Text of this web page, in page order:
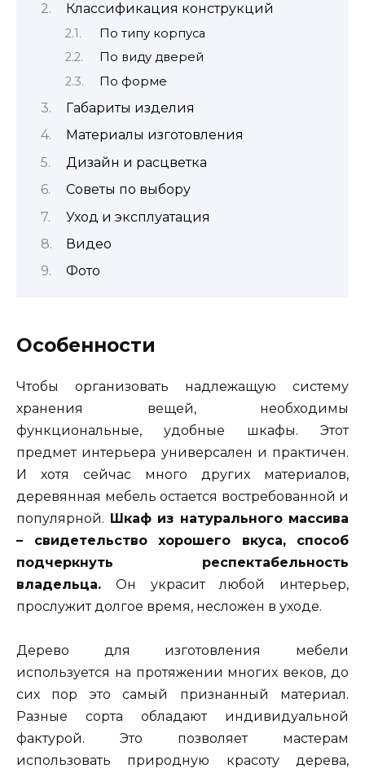
Классификация конструкций
По типу корпуса
По виду дверей
По форме
Габариты изделия
Материалы изготовления
Дизайн и расцветка
Советы по выбору
Уход и эксплуатация
Видео
Фото
Особенности
Чтобы организовать надлежащую систему
хранения вещей, необходимы
функциональные, удобные шкафы. Этот
предмет интерьера универсален и практичен.
И хотя сейчас много других материалов,
деревянная мебель остается востребованной и
популярной. Шкаф из натурального массива
– свидетельство хорошего вкуса, способ
подчеркнуть респектабельность
владельца. Он украсит любой интерьер,
прослужит долгое время, несложен в уходе.
Дерево для изготовления мебели
используется на протяжении многих веков, до
сих пор это самый признанный материал.
Разные сорта обладают индивидуальной
фактурой. Это позволяет мастерам
использовать природную красоту дерева,